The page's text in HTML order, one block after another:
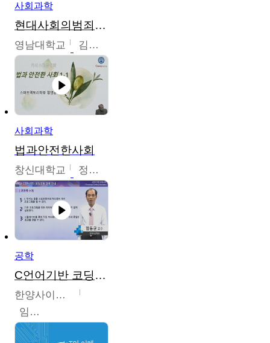
사회과학
현대사회의범죄와형사정책
영남대학교 김혜정
사회과학
법과안전한사회
창신대학교 정연균
공학
C언어기반 코딩교육
한양사이버대학교
임동균